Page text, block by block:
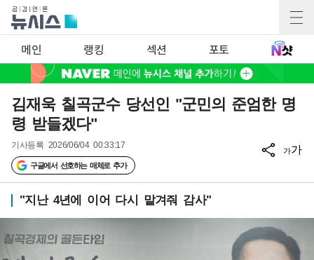
메인 랭킹 섹션 포토
김재욱 칠곡군수 당선인 "군민의 준엄한 명
령 받들겠다"
기사등록 2026/06/04 00:33:17
구글에서 선호하는 매체로 추가
가가
"지난 4년에 이어 다시 맡겨줘 감사"